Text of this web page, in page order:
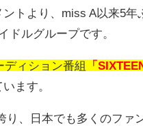
トより、 miss A 以来5年
ドルグループです。
ディション番組 「
ます。
り、日本でも多くのファ